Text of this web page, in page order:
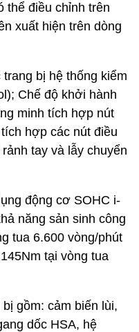
thể điều chỉnh trên
xuất hiện trên dòng
bị hệ thống kiểm
Chế độ khởi hành
minh tích hợp nút
hợp các nút điều
tay và lẫy chuyển
động cơ SOHC i-
năng sản sinh công
tua 6.600 vòng/phút
tại vòng tua
gồm: cảm biến lùi,
dốc HSA, hệ